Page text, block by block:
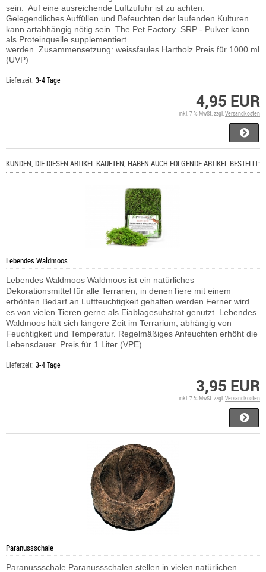
sein. Auf eine ausreichende Luftzufuhr ist zu achten.
Gelegendliches Auffüllen und Befeuchten der laufenden Kulturen
kann artabhängig nötig sein. The Pet Factory SRP - Pulver kann
als Proteinquelle supplementiert
werden. Zusammensetzung: weissfaules Hartholz Preis für 1000 ml
(UVP)
Lieferzeit: 3-4 Tage
4,95 EUR
inkl. 7 % MwSt. zzgl. Versandkosten
KUNDEN, DIE DIESEN ARTIKEL KAUFTEN, HABEN AUCH FOLGENDE ARTIKEL BESTELLT:
Lebendes Waldmoos
Lebendes Waldmoos Waldmoos ist ein natürliches
Dekorationsmittel für alle Terrarien, in denenTiere mit einem
erhöhten Bedarf an Luftfeuchtigkeit gehalten werden.Ferner wird
es von vielen Tieren gerne als Eiablagesubstrat genutzt. Lebendes
Waldmoos hält sich längere Zeit im Terrarium, abhängig von
Feuchtigkeit und Temperatur. Regelmäßiges Anfeuchten erhöht die
Lebensdauer. Preis für 1 Liter (VPE)
Lieferzeit: 3-4 Tage
3,95 EUR
inkl. 7 % MwSt. zzgl.Versandkosten
Paranussschale
Paranussschale Paranussschalen stellen in vielen natürlichen